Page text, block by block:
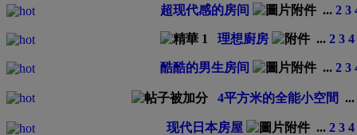
超现代感的房间 ... 2 3
理想廚房 ... 2 3 4
酷酷的男生房间 ... 2 3
4平方米的全能小空間 ...
现代日本房屋 ... 2 3 4